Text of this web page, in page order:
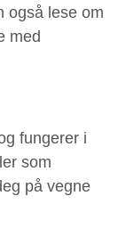
også lese om
med
fungerer i
som
på vegne